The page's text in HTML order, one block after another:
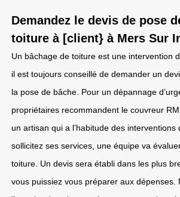
Demandez le devis de pose
toiture à [client} à Mers Sur
Un bâchage de toiture est une intervention
il est toujours conseillé de demander un
la pose de bâche. Pour un dépannage
propriétaires recommandent le couvreur
un artisan qui a l’habitude des interventions
sollicitez ses services, une équipe va
toiture. Un devis sera établi dans les plus
vous puissiez vous préparer aux dépenses.